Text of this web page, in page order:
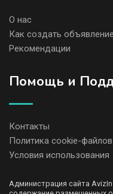
О нас
Как создать объявление
Рекомендации
Помощь и
Контакты
Политика cookie-файлов
Условия использования
Администрация сайта